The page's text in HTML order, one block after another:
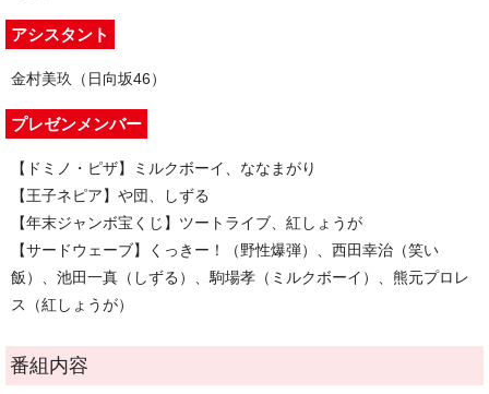
アシスタント
金村美玖（日向坂46）
プレゼンメンバー
【ドミノ・ピザ】ミルクボーイ、ななまがり
【王子ネピア】や団、しずる
【年末ジャンボ宝くじ】ツートライブ、紅しょうが
【サードウェーブ】くっきー！（野性爆弾）、西田幸治（笑い
飯）、池田一真（しずる）、駒場孝（ミルクボーイ）、熊元プロレ
ス（紅しょうが）
番組内容